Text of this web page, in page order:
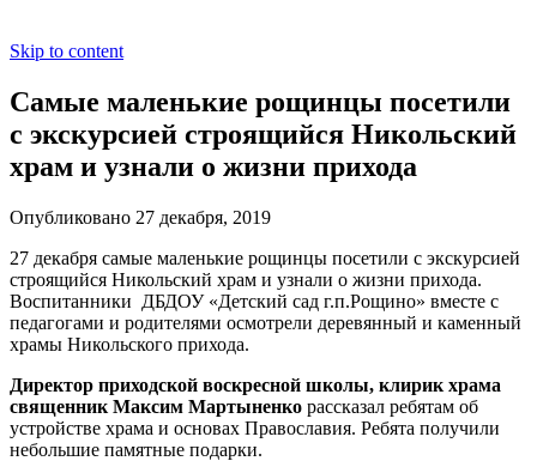
Skip to content
Самые маленькие рощинцы посетили
с экскурсией строящийся Никольский
храм и узнали о жизни прихода
Опубликовано 27 декабря, 2019
27 декабря самые маленькие рощинцы посетили с экскурсией
строящийся Никольский храм и узнали о жизни прихода.
Воспитанники ДБДОУ «Детский сад г.п.Рощино» вместе с
педагогами и родителями осмотрели деревянный и каменный
храмы Никольского прихода.
Директор приходской воскресной школы, клирик храма
священник Максим Мартыненко рассказал ребятам об
устройстве храма и основах Православия. Ребята получили
небольшие памятные подарки.